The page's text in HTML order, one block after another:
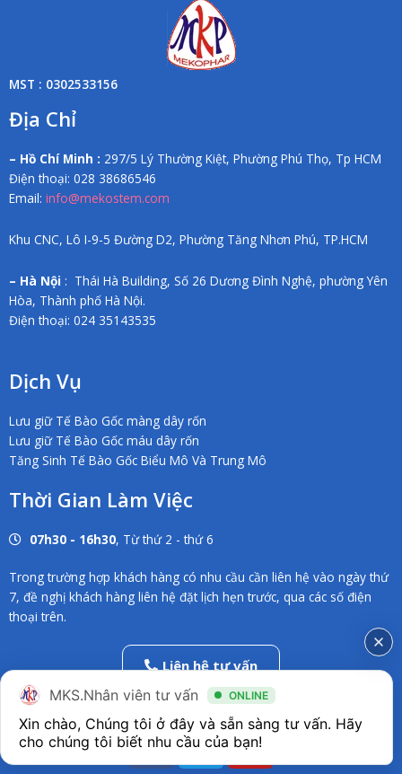
MST : 0302533156
Địa Chỉ
– Hồ Chí Minh : 297/5 Lý Thường Kiệt, Phường Phú Thọ, Tp HCM
Điện thoại: 028 38686546
Email: info@mekostem.com
Khu CNC, Lô I-9-5 Đường D2, Phường Tăng Nhơn Phú, TP.HCM
– Hà Nội : Thái Hà Building, Số 26 Dương Đình Nghệ, phường Yên
Hòa, Thành phố Hà Nội.
Điện thoại: 024 35143535
Dịch Vụ
Lưu giữ Tế Bào Gốc màng dây rốn
Lưu giữ Tế Bào Gốc máu dây rốn
Tăng Sinh Tế Bào Gốc Biểu Mô Và Trung Mô
Thời Gian Làm Việc
07h30 - 16h30, Từ thứ 2 - thứ 6
Trong trường hợp khách hàng có nhu cầu cần liên hệ vào ngày thứ
7, đề nghị khách hàng liên hệ đặt lịch hẹn trước, qua các số điện
thoại trên.
Liên hệ tư vấn
02838686546
F
a
T
w
Y
o
MKS.Nhân viên tư vấn ONLINE
Xin chào, Chúng tôi ở đây và sẵn sàng tư vấn. Hãy